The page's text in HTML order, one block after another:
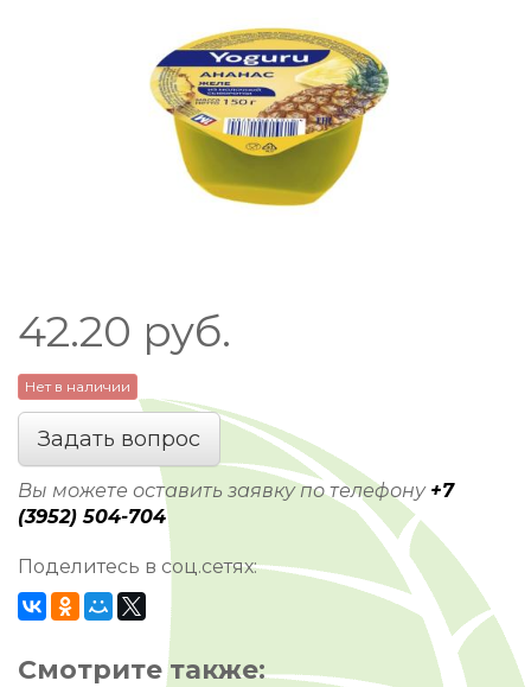
42.20 руб.
Нет в наличии
Задать вопрос
Вы можете оставить заявку по телефону +7
(3952) 504-704
Поделитесь в соц.сетях:
Смотрите также: